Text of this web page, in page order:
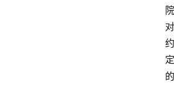
院
对
约
定
的